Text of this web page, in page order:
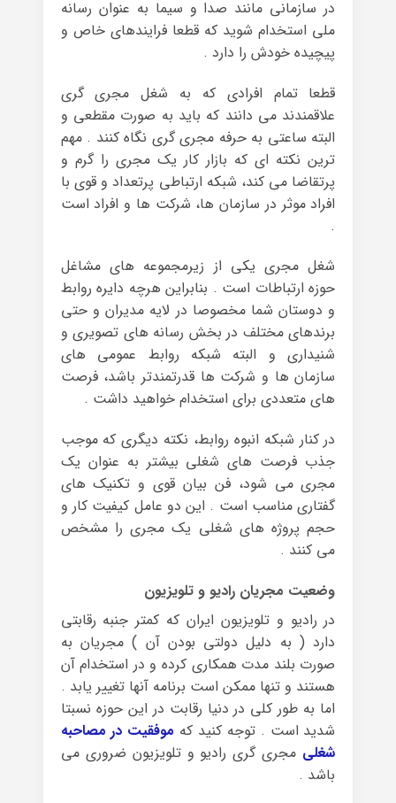
در سازمانی مانند صدا و سیما به عنوان رسانه
ملی استخدام شوید که قطعا فرایندهای خاص و
پیچیده خودش را دارد .
قطعا تمام افرادی که به شغل مجری گری
علاقمندند می دانند که باید به صورت مقطعی و
البته ساعتی به حرفه مجری گری نگاه کنند . مهم
ترین نکته ای که بازار کار یک مجری را گرم و
پرتقاضا می کند، شبکه ارتباطی پرتعداد و قوی با
افراد موثر در سازمان ها، شرکت ها و افراد است
.
شغل مجری یکی از زیرمجموعه های مشاغل
حوزه ارتباطات است . بنابراین هرچه دایره روابط
و دوستان شما مخصوصا در لایه مدیران و حتی
برندهای مختلف در بخش رسانه های تصویری و
شنیداری و البته شبکه روابط عمومی های
سازمان ها و شرکت ها قدرتمندتر باشد، فرصت
های متعددی برای استخدام خواهید داشت .
در کنار شبکه انبوه روابط، نکته دیگری که موجب
جذب فرصت های شغلی بیشتر به عنوان یک
مجری می شود، فن بیان قوی و تکنیک های
گفتاری مناسب است . این دو عامل کیفیت کار و
حجم پروژه های شغلی یک مجری را مشخص
می کنند .
وضعیت مجریان رادیو و تلویزیون
در رادیو و تلویزیون ایران که کمتر جنبه رقابتی
دارد ( به دلیل دولتی بودن آن ) مجریان به
صورت بلند مدت همکاری کرده و در استخدام آن
هستند و تنها ممکن است برنامه آنها تغییر یابد .
اما به طور کلی در دنیا رقابت در این حوزه نسبتا
شدید است . توجه کنید که موفقیت در مصاحبه
شغلی مجری گری رادیو و تلویزیون ضروری می
باشد .